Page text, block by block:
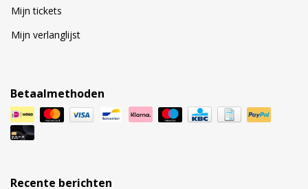
Mijn tickets
Mijn verlanglijst
Betaalmethoden
Recente berichten